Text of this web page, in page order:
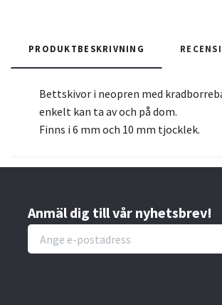
PRODUKTBESKRIVNING
Bettskivor i neopren med
enkelt kan ta av och på dom.
Finns i 6 mm och 10 mm tjocklek.
Anmäl dig till vår nyhetsbrev!